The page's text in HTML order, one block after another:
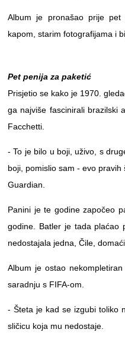
Album je pronašao prije
kapom, starim fotografijama i
Pet penija za paketić
Prisjetio se kako je 1970.
ga najviše fascinirali brazilski
Facchetti.
- To je bilo u boji, uživo, s
boji, pomislio sam - evo
Guardian.
Panini je te godine započeo
godine. Batler je tada plaćao
nedostajala jedna, Čile,
Album je ostao
saradnju s FIFA-om.
- Šteta je kad se izgubi toliko
sličicu koja mu nedostaje.